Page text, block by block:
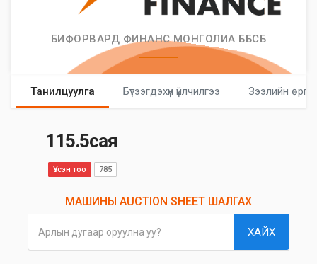
БИФОРВАРД ФИНАНС МОНГОЛИА ББСБ
Танилцуулга Бүтээгдэхүүн үйлчилгээ Зээлийн
115.5сая
Үзсэн тоо 785
МАШИНЫ AUCTION SHEET ШАЛГАХ
Арлын дугаар оруулна уу? ХАЙХ